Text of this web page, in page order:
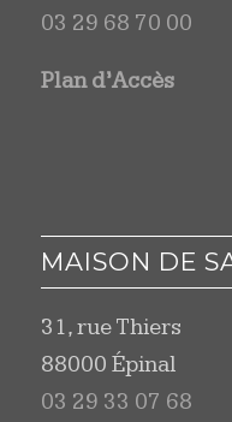
03 29 68 70 00
Plan d’Accès
MAISON DE
31, rue Thiers
88000 Épinal
03 29 33 07 68